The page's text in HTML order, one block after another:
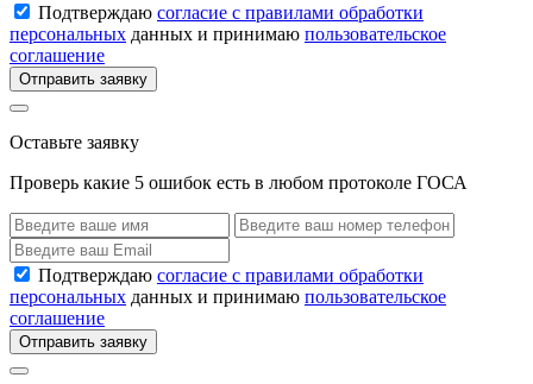
Подтверждаю согласие с правилами обработки
персональных данных и принимаю пользовательское
соглашение
Отправить заявку
Оставьте заявку
Проверь какие 5 ошибок есть в любом протоколе ГОСА
Подтверждаю согласие с правилами обработки
персональных данных и принимаю пользовательское
соглашение
Отправить заявку